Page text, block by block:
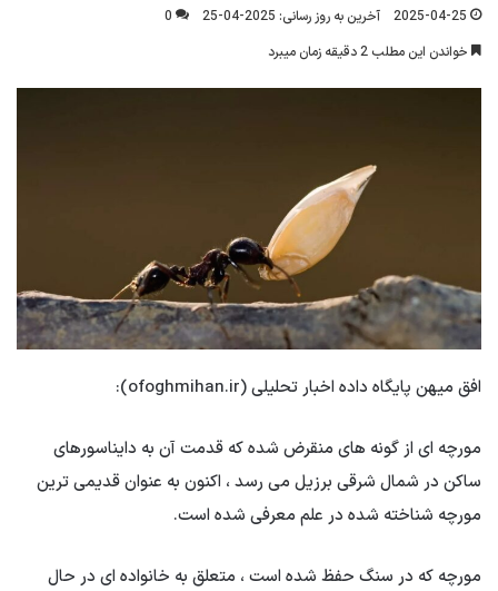
2025-04-25 آخرین به روز رسانی: 2025-04-25
0
خواندن این مطلب 2 دقیقه زمان میبرد
افق میهن پایگاه داده اخبار تحلیلی (ofoghmihan.ir):
مورچه ای از گونه های منقرض شده که قدمت آن به دایناسورهای
ساکن در شمال شرقی برزیل می رسد ، اکنون به عنوان قدیمی ترین
مورچه شناخته شده در علم معرفی شده است.
مورچه که در سنگ حفظ شده است ، متعلق به خانواده ای در حال